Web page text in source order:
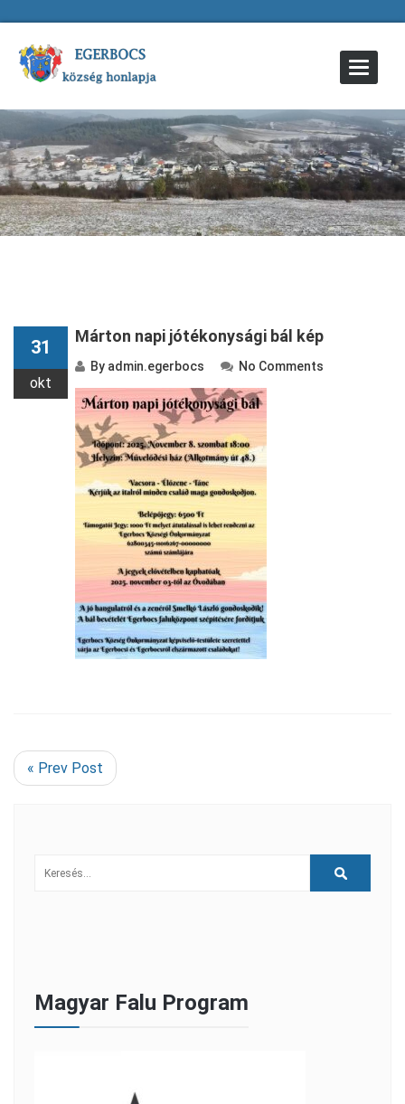
Toggle
31
okt
Márton napi jótékonysági bál kép
By admin.egerbocs No Comments
« Prev Post
Magyar Falu Program